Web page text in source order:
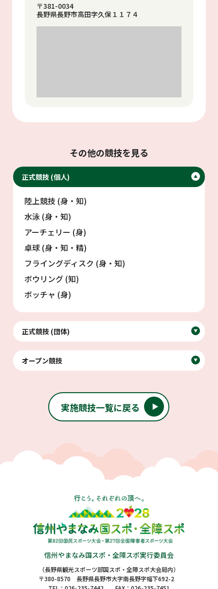
〒381-0034
長野県長野市高田字久保１１７４
その他の競技を見る
正式競技 (個人) ▼
陸上競技 (身・知)
水泳 (身・知)
アーチェリー (身)
卓球 (身・知・精)
フライングディスク (身・知)
ボウリング (知)
ボッチャ (身)
正式競技 (団体) ▼
オープン競技 ▼
実施競技一覧に戻る
信州やまなみ国スポ・全障スポ実行委員会
（長野県観光スポーツ部国スポ・全障スポ大会局内）
〒380-8570 長野県長野市大字南長野字幅下692-2